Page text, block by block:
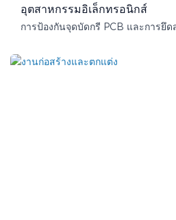
อุตสาหกรรมอิเล็กทรอนิกส์
การป้องกันจุดบัดกรี PCB และการยึ